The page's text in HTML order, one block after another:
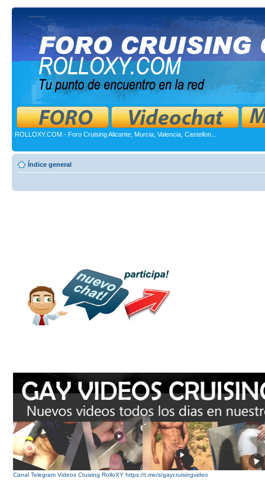
ROLLOXY.COM - Foro Cruising Alicante, Murcia, Valencia, Castellon...
Índice general
Canal Telegram Videos Cruising RolloXY https://t.me/s/gaycruisingvideo